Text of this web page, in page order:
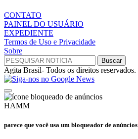
CONTATO
PAINEL DO USUÁRIO
EXPEDIENTE
Termos de Uso e Privacidade
Sobre
Agita Brasil- Todos os direitos reservados.
HAMM
parece que você usa um bloqueador de anúncios